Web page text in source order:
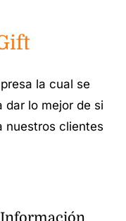
la cual se
dar lo mejor de si
nuestros clientes
Información